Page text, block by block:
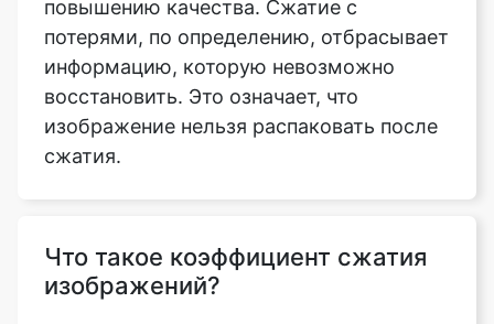
восстановить. Это означает, что
изображение нельзя распаковать после
сжатия.
Что такое коэффициент сжатия
Отношение размера несжатого к
сжатому называется коэффициентом
сжатия данных. Например,